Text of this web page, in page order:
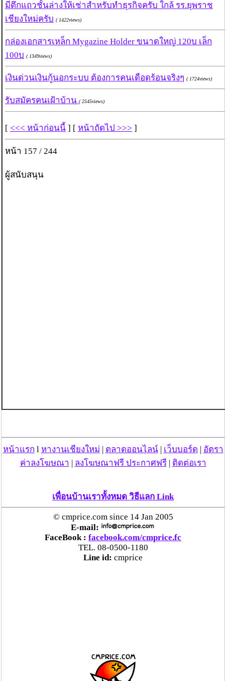
มีตึกแถวชั้นล่างให้เช่าสำหรับทำธุรกิจครับ ใกล้ รร.ยุพราช
เชียงใหม่ครับ ( 1422views)
กล่องเอกสารเหล็ก Mygazine Holder ขนาดใหญ่ 120บ เล็ก
100บ ( 1349views)
เงินด่วนเงินกู้นอกระบบ ต้องการคนเดือดร้อนจริงๆ ( 1724views)
รับสมัครคนเฝ้าบ้าน ( 2545views)
[ <<< หน้าก่อนนี้ ] [ หน้าถัดไป >>> ]
หน้า 157 / 244
ผู้สนับสนุน
หน้าแรก l หางานเชียงใหม่ | ตลาดออนไลน์| เว็บบอร์ด | อัตรา
ค่าลงโฆษณา | ลงโฆษณาฟรี ประกาศฟรี| ติดต่อเรา
เพื่อนบ้านเราทั้งหมด วิธีแลก Link
© cmprice.com since 14 Jan 2005
E-mail:
FaceBook : facebook.com/cmprice.fc
TEL. 08-0500-1180
Line id: cmprice